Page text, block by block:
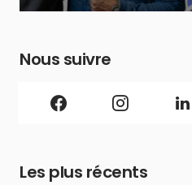
Nous suivre
Les plus récents